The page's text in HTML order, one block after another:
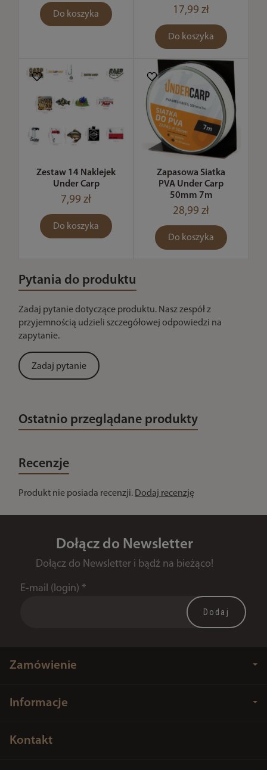
Do koszyka 17,99 zł
Do koszyka
Zestaw 14 Naklejek
Under Carp
7,99 zł
Do koszyka
Zapasowa Siatka
PVA Under Carp
50mm 7m
28,99 zł
Do koszyka
Pytania do produktu
Zadaj pytanie dotyczące produktu. Nasz zespół z
przyjemnością udzieli szczegółowej odpowiedzi na
zapytanie.
Zadaj pytanie
Ostatnio przeglądane produkty
Recenzje
Produkt nie posiada recenzji. Dodaj recenzję
Dołącz do Newsletter
Dołącz do Newsletter i bądź na bieżąco!
E-mail (login) *
Zamówienie
Informacje
Kontakt